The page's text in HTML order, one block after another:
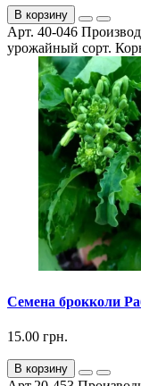
В корзину
Арт. 40-046
урожайный сорт.
Семена брокколи
15.00 грн.
В корзину